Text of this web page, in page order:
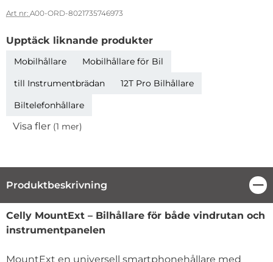
Art nr: A00-ORD-8021735746973
Upptäck liknande produkter
Mobilhållare
Mobilhållare för Bil
till Instrumentbrädan
12T Pro Bilhållare
Biltelefonhållare
Visa fler (1 mer)
Produktbeskrivning
Produktbeskrivning
Celly MountExt – Bilhållare för både vindrutan och
instrumentpanelen
MountExt en universell smartphonehållare med